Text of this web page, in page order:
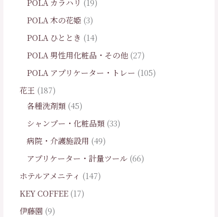
POLA カラハリ
19
POLA 木の花姫 3
POLA ひととき
14
POLA 男性用化粧品・その他 27
POLA アプリケーター・トレー 105
花王 187
各種洗剤類 45
シャンプー・化粧品類 33
病院・介護施設用 49
アプリケーター・計量ツール 66
ホテルアメニティ
147
KEY COFFEE 17
伊藤園 9